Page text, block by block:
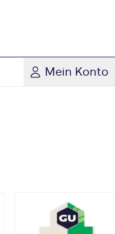
Mein Konto